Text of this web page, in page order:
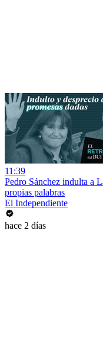
11:39
Pedro Sánchez indulta a
propias palabras
El Independiente
hace 2 días